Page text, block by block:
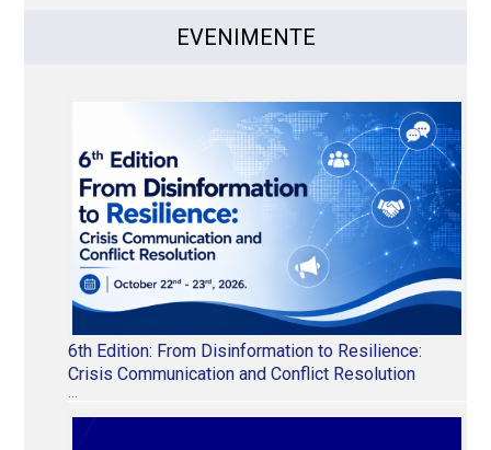
EVENIMENTE
6th Edition: From Disinformation to Resilience:
Crisis Communication and Conflict Resolution